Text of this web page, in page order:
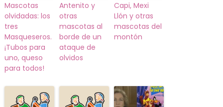
Mascotas
olvidadas: los
tres
Masqueseros.
¡Tubos para
uno, queso
para todos!
Antenito y
otras
mascotas al
borde de un
ataque de
olvidos
Capi, Mexi
Llón y otras
mascotas del
montón